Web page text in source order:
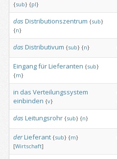
{sub} {pl}
dasDistributionszentrum {sub}
{n}
dasDistributivum {sub} {n}
EingangfürLieferanten {sub}
{m}
in das Verteilungssystem
einbinden {v}
dasLeitungsrohr {sub} {n}
derLieferant {sub} {m}
[Wirtschaft]